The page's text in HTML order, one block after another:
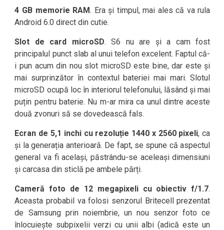
4 GB memorie RAM. Era și timpul, mai ales că va rula
Android 6.0 direct din cutie.
Slot de card microSD. S6 nu are și a cam fost
principalul punct slab al unui telefon excelent. Faptul că-
i pun acum din nou slot microSD este bine, dar este și
mai surprinzător în contextul bateriei mai mari. Slotul
microSD ocupă loc în interiorul telefonului, lăsând și mai
puțin pentru baterie. Nu m-ar mira ca unul dintre aceste
două zvonuri să se dovedească fals.
Ecran de 5,1 inchi cu rezoluție 1440 x 2560 pixeli, ca
și la generația anterioară. De fapt, se spune că aspectul
general va fi același, păstrându-se aceleași dimensiuni
și carcasa din sticlă pe ambele părți.
Cameră foto de 12 megapixeli cu obiectiv f/1.7.
Aceasta probabil va folosi senzorul Britecell prezentat
de Samsung prin noiembrie, un nou senzor foto ce
înlocuiește subpixelii verzi cu unii albi (adică este un